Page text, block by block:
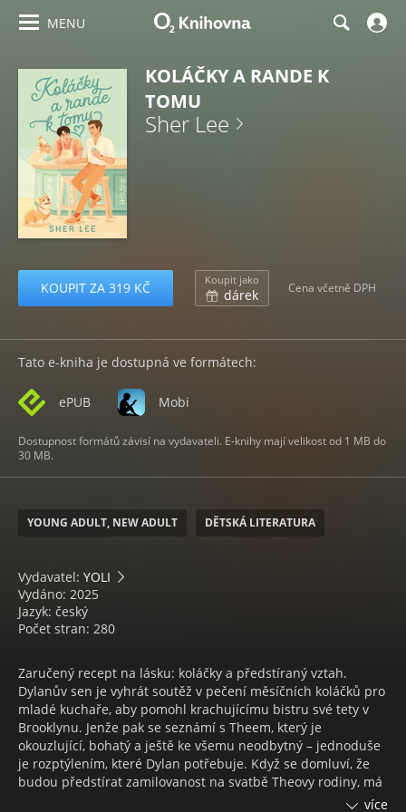
MENU
KOLÁČKY A RANDE K
TOMU
Sher Lee
KOUPIT ZA 319 KČ Koupit jako
dárek Cena včetně DPH
Tato e-kniha je dostupná ve formátech:
ePUB Mobi
Dostupnost formátů závisí na vydavateli. E-knihy mají velikost od 1 MB do
30 MB.
YOUNG ADULT, NEW ADULT DĚTSKÁ LITERATURA
Vydavatel: YOLI
Vydáno: 2025
Jazyk: český
Počet stran: 280
Zaručený recept na lásku: koláčky a předstíraný vztah.
Dylanův sen je vyhrát soutěž v pečení měsíčních koláčků pro
mladé kuchaře, aby pomohl krachujícímu bistru své tety v
Brooklynu. Jenže pak se seznámí s Theem, který je
okouzlující, bohatý a ještě ke všemu neodbytný – jednoduše
je rozptýlením, které Dylan potřebuje. Když se domluví, že
budou předstírat zamilovanost na svatbě Theovy rodiny, má
to být jen hra, ovšem čím více se sbližují, tím těžší je pro více